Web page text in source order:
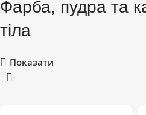
Фарба, пудра та
тіла
Показати